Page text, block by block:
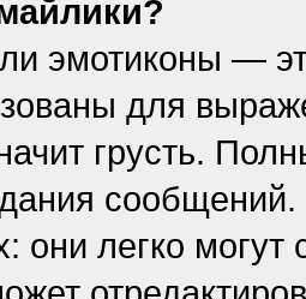
эмотиконы —
для
грусть.
сообщений.
они легко